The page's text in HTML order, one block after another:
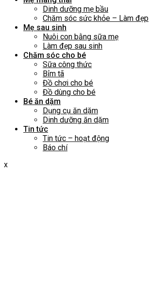
Dinh dưỡng mẹ bầu
Chăm sóc sức khỏe – Làm đẹp
Mẹ sau sinh
Nuôi con bằng sữa mẹ
Làm đẹp sau sinh
Chăm sóc cho bé
Sữa công thức
Bỉm tã
Đồ chơi cho bé
Đồ dùng cho bé
Bé ăn dặm
Dụng cụ ăn dặm
Dinh dưỡng ăn dặm
Tin tức
Tin tức – hoạt động
Báo chí
x